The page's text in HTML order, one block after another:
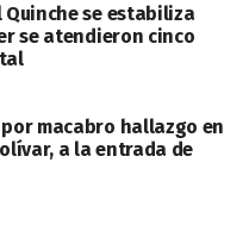
Quinche se estabiliza
se atendieron cinco
macabro hallazgo en
a la entrada de